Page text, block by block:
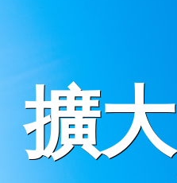
擴大